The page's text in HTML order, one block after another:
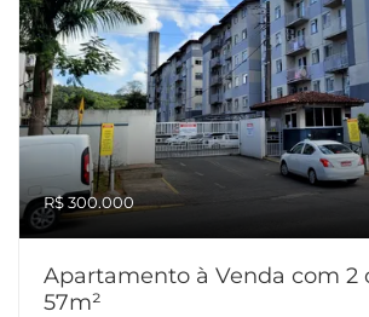
R$ 300.000
Apartamento à Venda com 2
57m²